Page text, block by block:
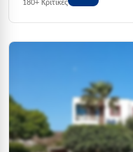
180+ Κριτικές